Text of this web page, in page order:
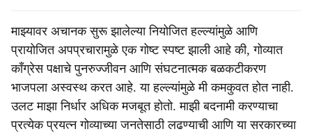
माझ्यावर अचानक सुरू झालेल्या नियोजित हल्ल्यांमुळे आणि
प्रायोजित अपप्रचारामुळे एक गोष्ट स्पष्ट झाली आहे की, गोव्यात
काँग्रेस पक्षाचे पुनरुज्जीवन आणि संघटनात्मक बळकटीकरण
भाजपला अस्वस्थ करत आहे. या हल्ल्यांमुळे मी कमकुवत होत नाही.
उलट माझा निर्धार अधिक मजबूत होतो. माझी बदनामी करण्याचा
प्रत्येक प्रयत्न गोव्याच्या जनतेसाठी लढण्याची आणि या सरकारच्या